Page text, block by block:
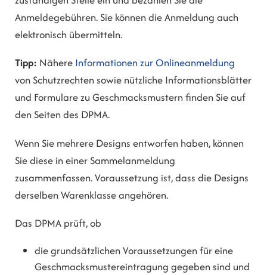
Anmeldegebühren. Sie können die Anmeldung auch
elektronisch übermitteln.
Tipp: Nähere Informationen zur Onlineanmeldung
von Schutzrechten sowie nützliche Informationsblätter
und Formulare zu Geschmacksmustern finden Sie auf
den Seiten des DPMA.
Wenn Sie mehrere Designs entworfen haben, können
Sie diese in einer Sammelanmeldung
zusammenfassen. Voraussetzung ist, dass die Designs
derselben Warenklasse angehören.
Das DPMA prüft, ob
die grundsätzlichen Voraussetzungen für eine
Geschmacksmustereintragung gegeben sind und